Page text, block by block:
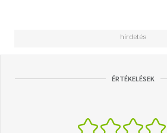
ÉRTÉKELÉSEK